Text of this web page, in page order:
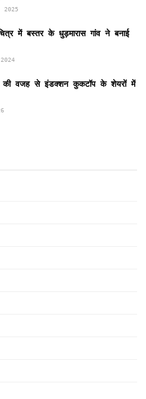
2025
में बस्तर के धुड़मारास गांव ने बनाई
2024
की वजह से इंडक्शन कुकटॉप के शेयरों में